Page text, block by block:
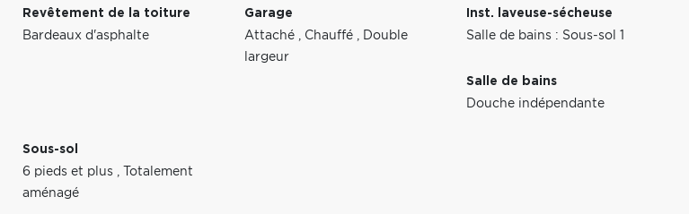
Revêtement de la toiture
Bardeaux d'asphalte
Garage
Attaché , Chauffé , Double
largeur
Inst. laveuse-sécheuse
Salle de bains : Sous-sol 1
Salle de bains
Douche indépendante
Sous-sol
6 pieds et plus ,
Totalement
aménagé